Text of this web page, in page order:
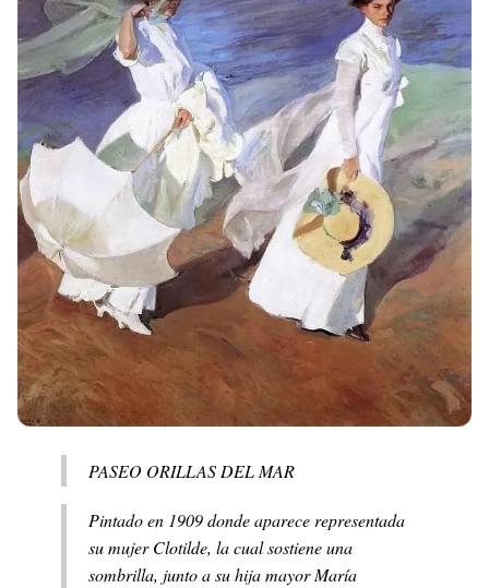
PASEO ORILLAS DEL MAR
Pintado en 1909 donde aparece representada
su mujer Clotilde, la cual sostiene una
sombrilla, junto a su hija mayor María